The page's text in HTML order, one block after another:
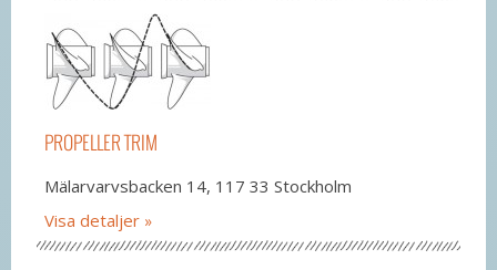
PROPELLER TRIM
Mälarvarvsbacken 14, 117 33 Stockholm
Visa detaljer